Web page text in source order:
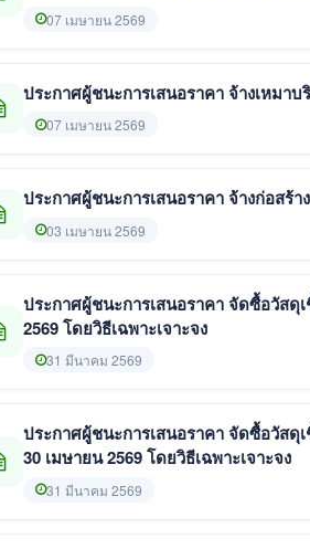
07 เมษายน 2569
07 เมษายน 2569
ประกาศผู้ชนะการเสนอราคา จ้างก่อสร้
03 เมษายน 2569
ประกาศผู้ชนะการเสนอราคา จัดซื้อวัสดุ
2569 โดยวิธีเฉพาะเจาะจง
31 มีนาคม 2569
ประกาศผู้ชนะการเสนอราคา จัดซื้อวัสดุ
30 เมษายน 2569 โดยวิธีเฉพาะเจาะจง
31 มีนาคม 2569